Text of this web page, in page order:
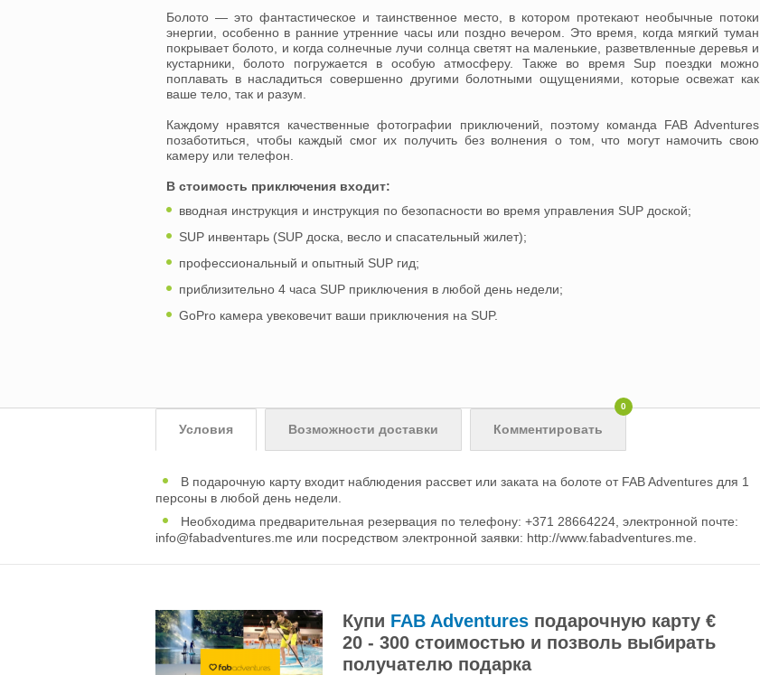
Болото — это фантастическое и таинственное место, в котором протекают необычные потоки
энергии, особенно в ранние утренние часы или поздно вечером. Это время, когда мягкий туман
покрывает болото, и когда солнечные лучи солнца светят на маленькие, разветвленные деревья и
кустарники, болото погружается в особую атмосферу. Также во время Sup поездки можно
поплавать в насладиться совершенно другими болотными ощущениями, которые освежат как
ваше тело, так и разум.
Каждому нравятся качественные фотографии приключений, поэтому команда FAB Adventures
позаботиться, чтобы каждый смог их получить без волнения о том, что могут намочить свою
камеру или телефон.
В стоимость приключения входит:
вводная инструкция и инструкция по безопасности во время управления SUP доской;
SUP инвентарь (SUP доска, весло и спасательный жилет);
профессиональный и опытный SUP гид;
приблизительно 4 часа SUP приключения в любой день недели;
GoPro камера увековечит ваши приключения на SUP.
Условия Возможности доставки Комментировать
0
В подарочную карту входит наблюдения рассвет или заката на болоте от FAB Adventures для 1
персоны в любой день недели.
Необходима предварительная резервация по телефону: +371 28664224, электронной почте:
info@fabadventures.me или посредством электронной заявки: http://www.fabadventures.me.
Купи FAB Adventures подарочную карту €
20 - 300 стоимостью и позволь выбирать
получателю подарка